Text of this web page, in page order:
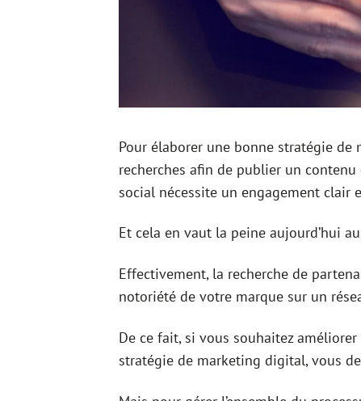
Pour élaborer une bonne stratégie
recherches afin de publier un
social nécessite un engagement clair
Et cela en vaut la peine aujourd’hui
Effectivement, la recherche de
notoriété de votre marque sur un
De ce fait, si vous souhaitez
stratégie de marketing digital, vous